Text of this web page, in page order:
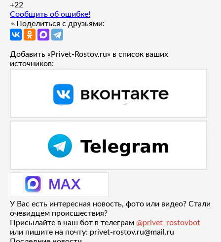
+22
Сообщить об ошибке!
Поделиться с друзьями:
Добавить «Privet-Rostov.ru» в список ваших
источников:
У Вас есть интересная новость, фото или видео? Стали
очевидцем происшествия?
Присылайте в наш бот в телеграм @privet_rostovbot
или пишите на почту: privet-rostov.ru@mail.ru